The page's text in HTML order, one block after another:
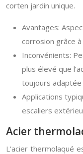
corten jardin unique.
Avantages:
corrosion grâce
Inconvénients:
plus élevé que
toujours adaptée
Applications
escaliers
Acier
L’acier thermolaqué